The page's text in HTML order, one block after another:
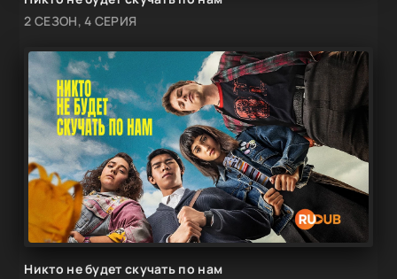
2 СЕЗОН, 4 СЕРИЯ
Никто не будет скучать по нам